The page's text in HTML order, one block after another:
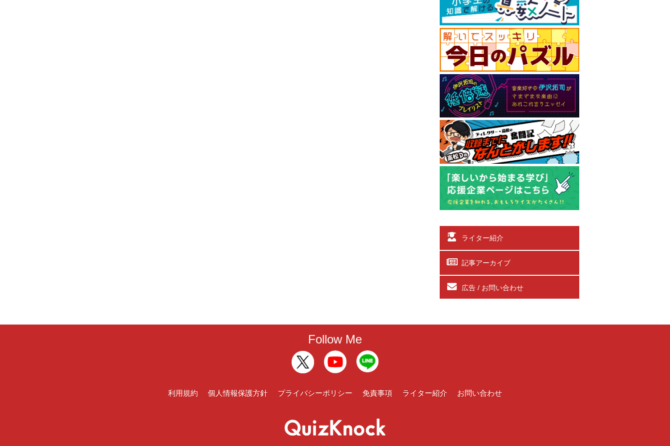
ライター紹介
記事アーカイブ
広告 / お問い合わせ
Follow Me
利用規約 個人情報保護方針 プライバシーポリシー 免責事項 ライター紹介 お問い合わせ